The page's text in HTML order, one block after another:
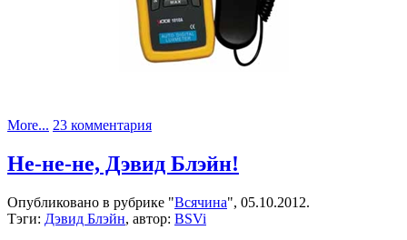
More... 23 комментарияк
Измерения
освещенности
разных
частях
Не-не-не, Дэвид Блэйн!
Опубликовано в рубрике "Всячина", 05.10.2012.
Тэги: Дэвид Блэйн, автор: BSVi